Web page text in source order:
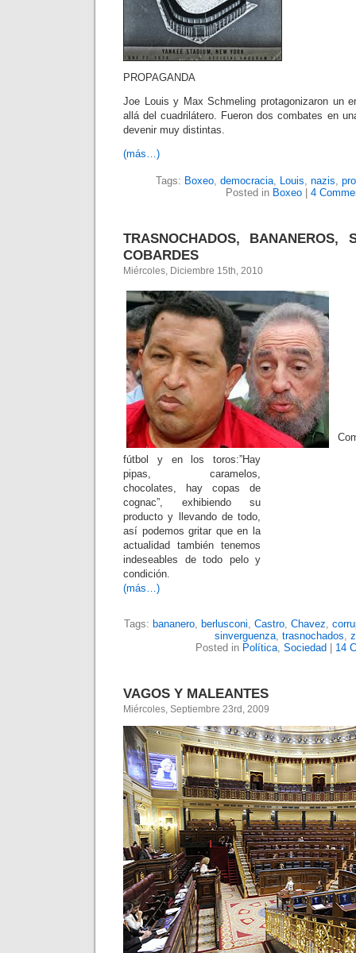
PROPAGANDA
Joe Louis y Max Schmeling protagonizaron un
allá del cuadrilátero. Fueron dos combates en
devenir muy distintas.
(más…)
Tags: Boxeo, democracia, Louis, nazis,
Posted in Boxeo 4
TRASNOCHADOS, BANANEROS,
COBARDES
Miércoles, Diciembre 15th, 2010
fútbol y en los toros:”Hay
pipas, caramelos,
chocolates, hay copas de
cognac”, exhibiendo su
producto y llevando de todo,
así podemos gritar que en la
actualidad también tenemos
indeseables de todo pelo y
condición.
(más…)
Tags: bananero, berlusconi, Castro, Chavez,
sinverguenza, trasnochados,
Posted in Política, Sociedad 14
VAGOS Y MALEANTES
Miércoles, Septiembre 23rd, 2009